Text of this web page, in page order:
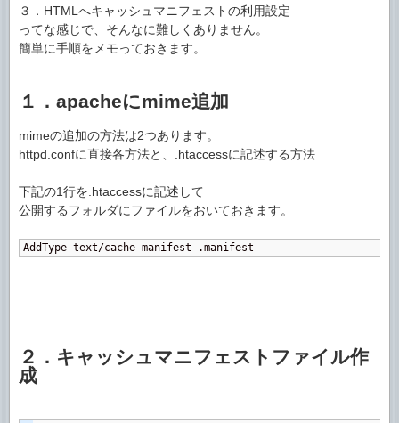
３．HTMLへキャッシュマニフェストの利用設定
ってな感じで、そんなに難しくありません。
簡単に手順をメモっておきます。
１．apacheにmime追加
mimeの追加の方法は2つあります。
httpd.confに直接各方法と、.htaccessに記述する方法
下記の1行を.htaccessに記述して
公開するフォルダにファイルをおいておきます。
AddType text/cache-manifest .manifest
２．キャッシュマニフェストファイル作
成